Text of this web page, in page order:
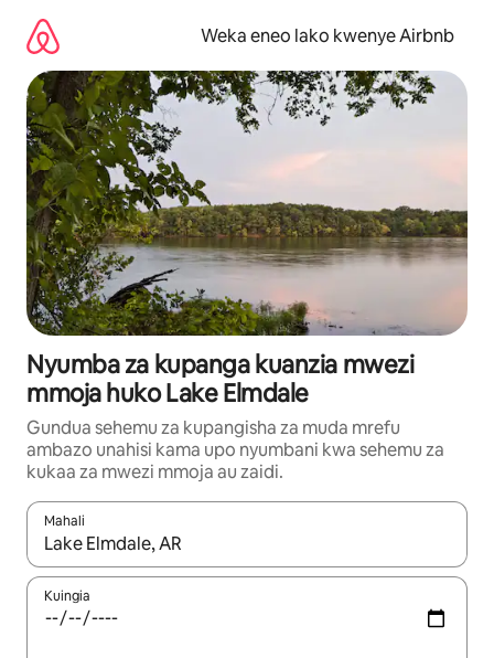
kwenda
kwenye
maudhui
Weka eneo lako kwenye Airbnb
Nyumba za kupanga kuanzia mwezi
mmoja huko Lake Elmdale
Gundua sehemu za kupangisha za muda mrefu
ambazo unahisi kama upo nyumbani kwa sehemu za
kukaa za mwezi mmoja au zaidi.
Mahali
Wakati matokeo yanapatikana, vinjari kwa kutumia vitufe vya
Kuingia